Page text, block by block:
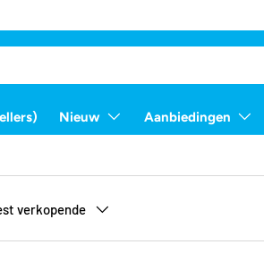
Nieuw Aanbiedingen
verkopende